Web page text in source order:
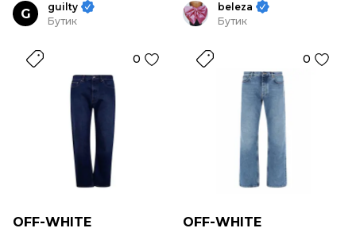
G
guilty
Бутик
0
OFF-WHITE
beleza
Бутик
0
OFF-WHITE